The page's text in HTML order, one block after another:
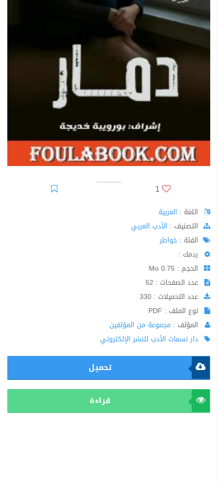
1
اللغة : العربية
اﻟﺘﺼﻨﻴﻒ : الأدب العربي
الفئة : خواطر
ردمك :
الحجم : 0.75 Mo
عدد الصفحات : 52
عدد التحميلات : 330
نوع الملف : PDF
المؤلف : مجموعة من المؤلفين
دار نسمات الأدب للنشر الإلكتروني
تحميل
قراءة